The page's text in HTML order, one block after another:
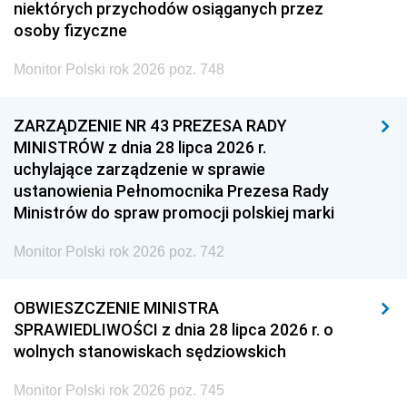
niektórych przychodów osiąganych przez
osoby fizyczne
Monitor Polski rok 2026 poz. 748
ZARZĄDZENIE NR 43 PREZESA RADY
MINISTRÓW z dnia 28 lipca 2026 r.
uchylające zarządzenie w sprawie
ustanowienia Pełnomocnika Prezesa Rady
Ministrów do spraw promocji polskiej marki
Monitor Polski rok 2026 poz. 742
OBWIESZCZENIE MINISTRA
SPRAWIEDLIWOŚCI z dnia 28 lipca 2026 r. o
wolnych stanowiskach sędziowskich
Monitor Polski rok 2026 poz. 745